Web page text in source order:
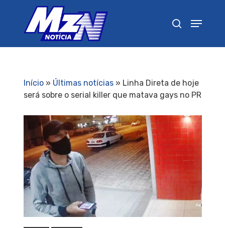
Início» Últimas notícias» Linha Direta de hoje
será sobre o serial killer que matava gays no PR